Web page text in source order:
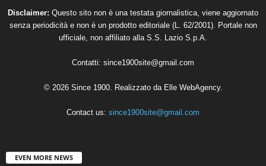
Disclaimer: Questo sito non è una testata giornalistica, viene aggiornato
senza periodicità e non è un prodotto editoriale (L. 62/2001). Portale non
ufficiale, non affiliato alla S.S. Lazio S.p.A.
Contatti: since1900site@gmail.com
© 2026 Since 1900. Realizzato da Elle WebAgency.
Contact us: since1900site@gmail.com
EVEN MORE NEWS